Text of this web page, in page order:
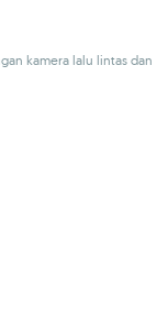
kamera lalu lintas dan